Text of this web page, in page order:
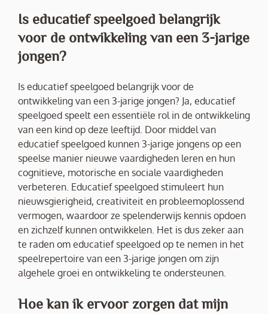
Is educatief speelgoed belangrijk
voor de ontwikkeling van een 3-jarige
jongen?
Is educatief speelgoed belangrijk voor de
ontwikkeling van een 3-jarige jongen? Ja, educatief
speelgoed speelt een essentiële rol in de ontwikkeling
van een kind op deze leeftijd. Door middel van
educatief speelgoed kunnen 3-jarige jongens op een
speelse manier nieuwe vaardigheden leren en hun
cognitieve, motorische en sociale vaardigheden
verbeteren. Educatief speelgoed stimuleert hun
nieuwsgierigheid, creativiteit en probleemoplossend
vermogen, waardoor ze spelenderwijs kennis opdoen
en zichzelf kunnen ontwikkelen. Het is dus zeker aan
te raden om educatief speelgoed op te nemen in het
speelrepertoire van een 3-jarige jongen om zijn
algehele groei en ontwikkeling te ondersteunen.
Hoe kan ik ervoor zorgen dat mijn